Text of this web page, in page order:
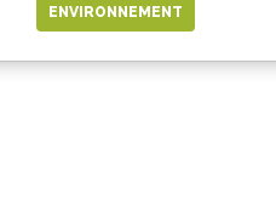
ENVIRONNEMENT